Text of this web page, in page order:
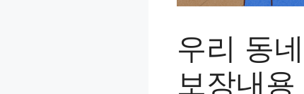
우리 동
보장내용